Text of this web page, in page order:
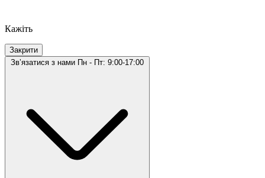
Кажіть
Закрити
Звʼязатися з нами Пн - Пт: 9:00-17:00